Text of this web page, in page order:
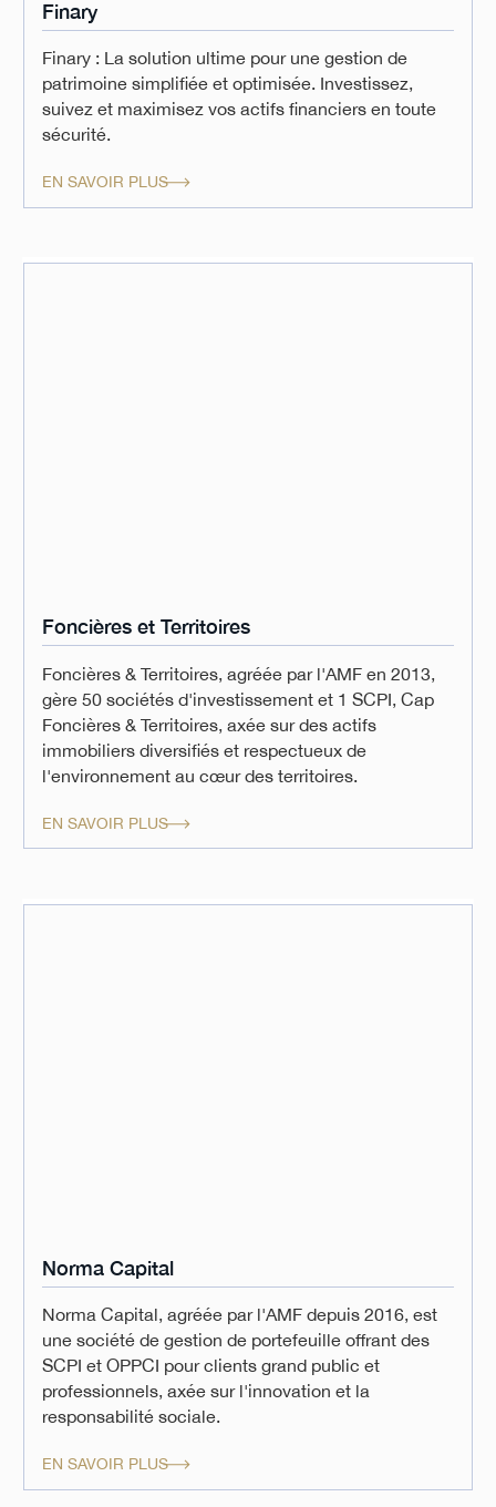
Finary
Finary : La solution ultime pour une gestion de
patrimoine simplifiée et optimisée. Investissez,
suivez et maximisez vos actifs financiers en toute
sécurité.
EN SAVOIR PLUS
Foncières et Territoires
Foncières & Territoires, agréée par l'AMF en 2013,
gère 50 sociétés d'investissement et 1 SCPI, Cap
Foncières & Territoires, axée sur des actifs
immobiliers diversifiés et respectueux de
l'environnement au cœur des territoires.
EN SAVOIR PLUS
Norma Capital
Norma Capital, agréée par l'AMF depuis 2016, est
une société de gestion de portefeuille offrant des
SCPI et OPPCI pour clients grand public et
professionnels, axée sur l'innovation et la
responsabilité sociale.
EN SAVOIR PLUS